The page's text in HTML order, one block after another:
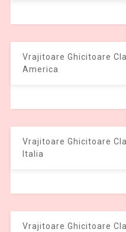
Vrajitoare Ghicitoare
America
Vrajitoare Ghicitoare
Italia
Vrajitoare Ghicitoare